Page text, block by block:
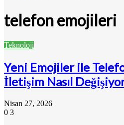
telefon emojileri
Teknoloji
Yeni Emojiler ile
İletişim Nasıl
Nisan 27, 2026
0 3